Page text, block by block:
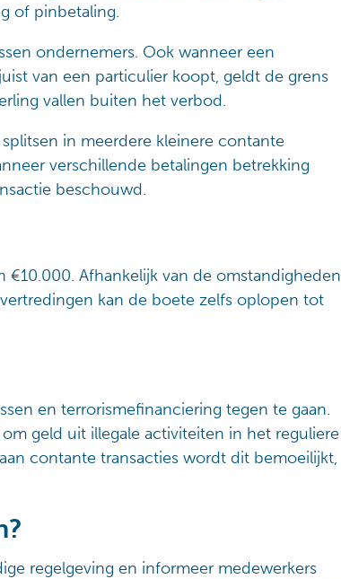
of pinbetaling.
ondernemers. Ook wanneer een
van een particulier koopt, geldt de grens
vallen buiten het verbod.
in meerdere kleinere contante
verschillende betalingen betrekking
beschouwd.
Afhankelijk van de omstandigheden
kan de boete zelfs oplopen tot
en terrorismefinanciering tegen te gaan.
geld uit illegale activiteiten in het reguliere
contante transacties wordt dit bemoeilijkt,
regelgeving en informeer medewerkers